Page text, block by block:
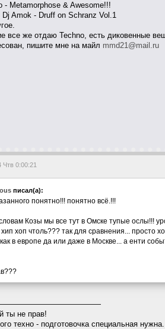
- Metamorphose & Awesome!!!
Amok - Druff on Schranz Vol.1
все же отдаю Techno, есть диковенные
пишите мне на майл mmd21@mail.ru
Чтв 0:00:21
писал(а):
понятно!!! понятно всё.!!!
Козы мы все тут в Омске тупые ослы!!!
хоп чтоль??? так для сравнения... просто
в европе да или даже в Москве... а енти
ты не прав!
техно - подготовочка специальная